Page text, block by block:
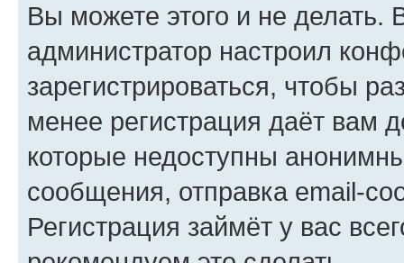
Вы можете этого и не делать.
администратор настроил
зарегистрироваться, чтобы
менее регистрация даёт вам
которые недоступны
сообщения, отправка email-
Регистрация займёт у вас